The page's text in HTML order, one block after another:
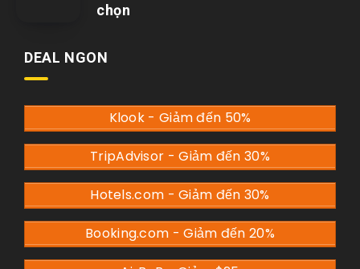
chọn
DEAL NGON
Klook - Giảm đến 50%
TripAdvisor - Giảm đến 30%
Hotels.com - Giảm đến 30%
Booking.com - Giảm đến 20%